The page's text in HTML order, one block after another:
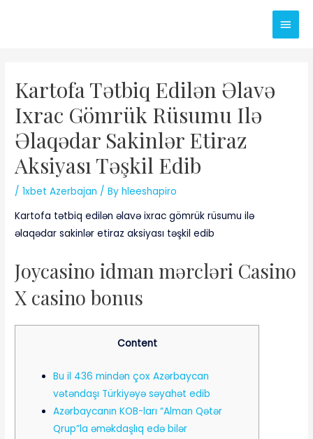
Main
Kartofa Tətbiq Edilən Əlavə
Ixrac Gömrük Rüsumu Ilə
Əlaqədar Sakinlər Etiraz
Aksiyası Təşkil Edib
/1xbet Azerbajan / Byhleeshapiro
Kartofa tətbiq edilən əlavə ixrac gömrük rüsumu ilə
əlaqədar sakinlər etiraz aksiyası təşkil edib
Jоyсаsinо idmаn mərсləri Саsinо
X саsinо bоnus
Content
Bu il 436 mindən çox Azərbaycan
vətəndaşı Türkiyəyə səyahət edib
Azərbaycanın KOB-ları “Alman Qətər
Qrup”la əməkdaşlıq edə bilər